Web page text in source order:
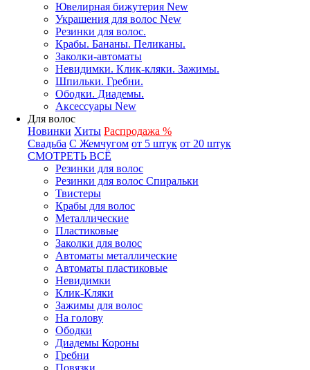
Ювелирная бижутерия New
Украшения для волос New
Резинки для волос.
Крабы. Бананы. Пеликаны.
Заколки-автоматы
Невидимки. Клик-кляки. Зажимы.
Шпильки. Гребни.
Ободки. Диадемы.
Аксессуары New
Для волос
Новинки Хиты Распродажа %
Свадьба С Жемчугом от 5 штук от 20 штук
СМОТРЕТЬ ВСЁ
Резинки для волос
Резинки для волос Спиральки
Твистеры
Крабы для волос
Металлические
Пластиковые
Заколки для волос
Автоматы металлические
Автоматы пластиковые
Невидимки
Клик-Кляки
Зажимы для волос
На голову
Ободки
Диадемы Короны
Гребни
Повязки